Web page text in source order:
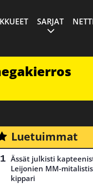
SARJAT
Luetuimmat
Ässät julkisti
Leijonien MM-
kippari